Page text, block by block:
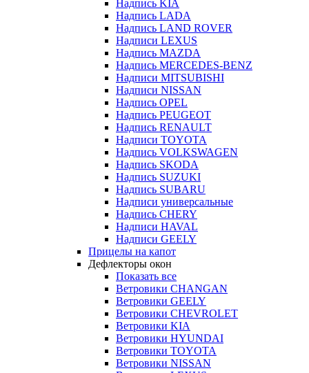
Надпись KIA
Надпись LADA
Надпись LAND ROVER
Надписи LEXUS
Надпись MAZDA
Надпись MERCEDES-BENZ
Надписи MITSUBISHI
Надписи NISSAN
Надпись OPEL
Надпись PEUGEOT
Надпись RENAULT
Надписи TOYOTA
Надпись VOLKSWAGEN
Надпись SKODA
Надпись SUZUKI
Надпись SUBARU
Надписи универсальные
Надпись CHERY
Надписи HAVAL
Надписи GEELY
Прицелы на капот
Дефлекторы окон
Показать все
Ветровики CHANGAN
Ветровики GEELY
Ветровики CHEVROLET
Ветровики KIA
Ветровики HYUNDAI
Ветровики TOYOTA
Ветровики NISSAN